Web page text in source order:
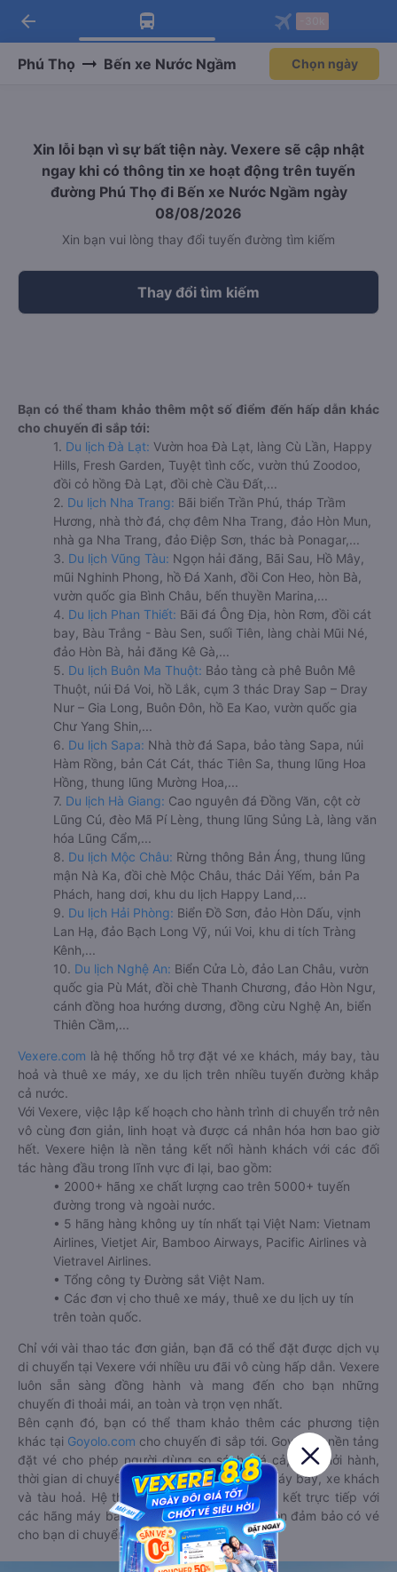
Tải app Vexere ngay!
Nhận ưu đãi thành viên độc
Mở app
Tải app Vexere
-30k/ghế khi đặt vé máy bay qua
Mở app
arrow_back
Phú Thọ Bến xe Nước Ngầm Chọn ngày
Xin lỗi bạn vì sự bất tiện này. Vexere sẽ cập nhật
ngay khi có thông tin xe hoạt động trên tuyến
đường Phú Thọ đi Bến xe Nước Ngầm ngày
08/08/2026
Xin bạn vui lòng thay đổi tuyến đường tìm kiếm
Thay đổi tìm kiếm
Bạn có thể tham khảo thêm một số điểm đến hấp dẫn khác
cho chuyến đi sắp tới:
1. Du lịch Đà Lạt: Vườn hoa Đà Lạt, làng Cù Lần, Happy
Hills, Fresh Garden, Tuyệt tình cốc, vườn thú Zoodoo,
đồi cỏ hồng Đà Lạt, đồi chè Cầu Đất,...
2. Du lịch Nha Trang: Bãi biển Trần Phú, tháp Trầm
Hương, nhà thờ đá, chợ đêm Nha Trang, đảo Hòn Mun,
nhà ga Nha Trang, đảo Điệp Sơn, thác bà Ponagar,...
3. Du lịch Vũng Tàu: Ngọn hải đăng, Bãi Sau, Hồ Mây,
mũi Nghinh Phong, hồ Đá Xanh, đồi Con Heo, hòn Bà,
vườn quốc gia Bình Châu, bến thuyền Marina,...
4. Du lịch Phan Thiết: Bãi đá Ông Địa, hòn Rơm, đồi cát
bay, Bàu Trắng - Bàu Sen, suối Tiên, làng chài Mũi Né,
đảo Hòn Bà, hải đăng Kê Gà,...
5. Du lịch Buôn Ma Thuột: Bảo tàng cà phê Buôn Mê
Thuột, núi Đá Voi, hồ Lắk, cụm 3 thác Dray Sap – Dray
Nur – Gia Long, Buôn Đôn, hồ Ea Kao, vườn quốc gia
Chư Yang Shin,...
6. Du lịch Sapa: Nhà thờ đá Sapa, bảo tàng Sapa, núi
Hàm Rồng, bản Cát Cát, thác Tiên Sa, thung lũng Hoa
Hồng, thung lũng Mường Hoa,...
7. Du lịch Hà Giang: Cao nguyên đá Đồng Văn, cột cờ
Lũng Cú, đèo Mã Pí Lèng, thung lũng Sủng Là, làng văn
hóa Lũng Cẩm,...
8. Du lịch Mộc Châu: Rừng thông Bản Áng, thung lũng
mận Nà Ka, đồi chè Mộc Châu, thác Dải Yếm, bản Pa
Phách, hang dơi, khu du lịch Happy Land,...
9. Du lịch Hải Phòng: Biển Đồ Sơn, đảo Hòn Dấu, vịnh
Lan Hạ, đảo Bạch Long Vỹ, núi Voi, khu di tích Tràng
Kênh,...
10. Du lịch Nghệ An: Biển Cửa Lò, đảo Lan Châu, vườn
quốc gia Pù Mát, đồi chè Thanh Chương, đảo Hòn Ngư,
cánh đồng hoa hướng dương, đồng cừu Nghệ An, biển
Thiên Cầm,...
Vexere.com là hệ thống hỗ trợ đặt vé xe khách, máy bay, tàu
hoả và thuê xe máy, xe du lịch trên nhiều tuyến đường khắp
cả nước.
Với Vexere, việc lập kế hoạch cho hành trình di chuyển trở nên
vô cùng đơn giản, linh hoạt và được cá nhân hóa hơn bao giờ
hết. Vexere hiện là nền tảng kết nối hành khách với các đối
tác hàng đầu trong lĩnh vực đi lại, bao gồm:
• 2000+ hãng xe chất lượng cao trên 5000+ tuyến
đường trong và ngoài nước.
• 5 hãng hàng không uy tín nhất tại Việt Nam: Vietnam
Airlines, Vietjet Air, Bamboo Airways, Pacific Airlines và
Vietravel Airlines.
• Tổng công ty Đường sắt Việt Nam.
• Các đơn vị cho thuê xe máy, thuê xe du lịch uy tín
trên toàn quốc.
Chỉ với vài thao tác đơn giản, bạn đã có thể đặt được dịch vụ
di chuyển tại Vexere với nhiều ưu đãi vô cùng hấp dẫn. Vexere
luôn sẵn sàng đồng hành và mang đến cho bạn những
chuyến đi thoải mái, an toàn và trọn vẹn nhất.
Bên cạnh đó, bạn có thể tham khảo thêm các phương tiện
khác tại Goyolo.com cho chuyến đi sắp tới. Goyolo là nền tảng
đặt vé cho phép người dùng so sánh giá cả, giờ khởi hành,
thời gian di chuyển của nhiều phương tiện máy bay, xe khách
và tàu hoả. Hệ thống của Goyolo được liên kết trực tiếp với
các hãng máy bay, xe khách và tàu hoả, luôn đảm bảo có vé
cho bạn di chuyển.